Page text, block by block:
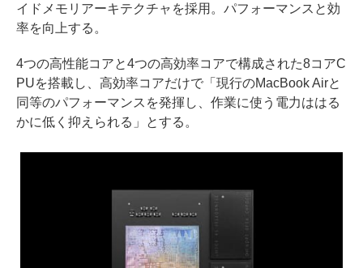
イドメモリアーキテクチャを採用。パフォーマンスと効
率を向上する。
4つの高性能コアと4つの高効率コアで構成された8コアC
PUを搭載し、高効率コアだけで「現行のMacBook Airと
同等のパフォーマンスを発揮し、作業に使う電力ははる
かに低く抑えられる」とする。